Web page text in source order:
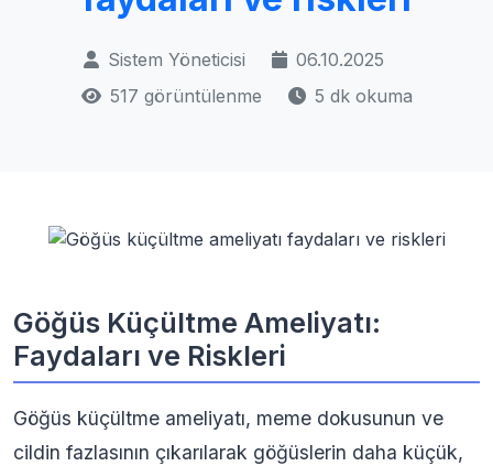
Sistem Yöneticisi
06.10.2025
517 görüntülenme
5 dk okuma
Göğüs Küçültme Ameliyatı:
Faydaları ve Riskleri
Göğüs küçültme ameliyatı, meme dokusunun ve
cildin fazlasının çıkarılarak göğüslerin daha küçük,